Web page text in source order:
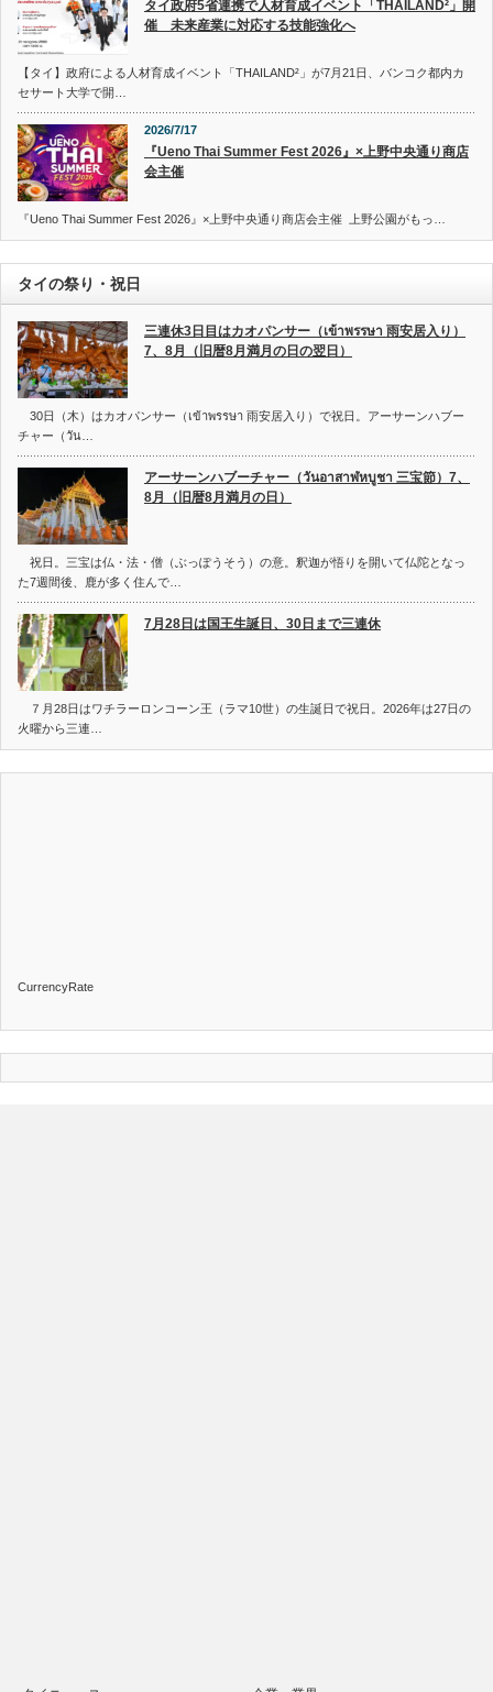
タイ政府5省連携で人材育成イベント「THAILAND²」開
催 未来産業に対応する技能強化へ
【タイ】政府による人材育成イベント「THAILAND²」が7月21日、バンコク都内カ
セサート大学で開…
2026/7/17
『Ueno Thai Summer Fest 2026』×上野中央通り商店
会主催
『Ueno Thai Summer Fest 2026』×上野中央通り商店会主催 上野公園がもっ…
タイの祭り・祝日
三連休3日目はカオパンサー（เข้าพรรษา 雨安居入り）
7、8月（旧暦8月満月の日の翌日）
30日（木）はカオパンサー（เข้าพรรษา 雨安居入り）で祝日。アーサーンハブー
チャー（วัน…
アーサーンハブーチャー（วันอาสาฬหบูชา 三宝節）7、
8月（旧暦8月満月の日）
祝日。三宝は仏・法・僧（ぶっぽうそう）の意。釈迦が悟りを開いて仏陀となっ
た7週間後、鹿が多く住んで…
7月28日は国王生誕日、30日まで三連休
７月28日はワチラーロンコーン王（ラマ10世）の生誕日で祝日。2026年は27日の
火曜から三連…
CurrencyRate